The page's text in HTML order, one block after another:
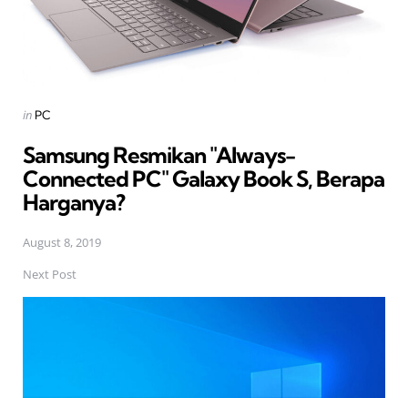
Posted
in PC
Samsung Resmikan "Always-
Connected PC" Galaxy Book S, Berapa
Harganya?
August 8, 2019
Next Post